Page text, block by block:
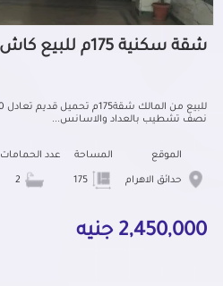
شقة سكنية 175م للبيع كاش بحدائق الاهرام الجيزة
نصف تشطيب بالعداد والاسانس...
الموقع
حدائق الاهرام
المساحة عدد الحمامات
2,450,000 جنيه